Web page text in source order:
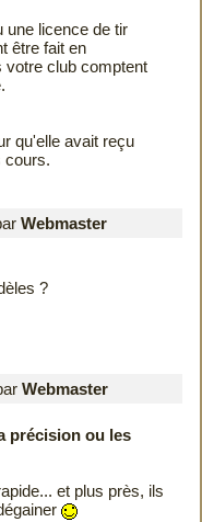
une licence de tir
être fait en
votre club comptent
qu'elle avait reçu
cours.
Webmaster
?
Webmaster
précision ou les
et plus près, ils